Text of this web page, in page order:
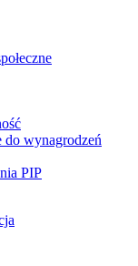
do wynagrodzeń
PIP